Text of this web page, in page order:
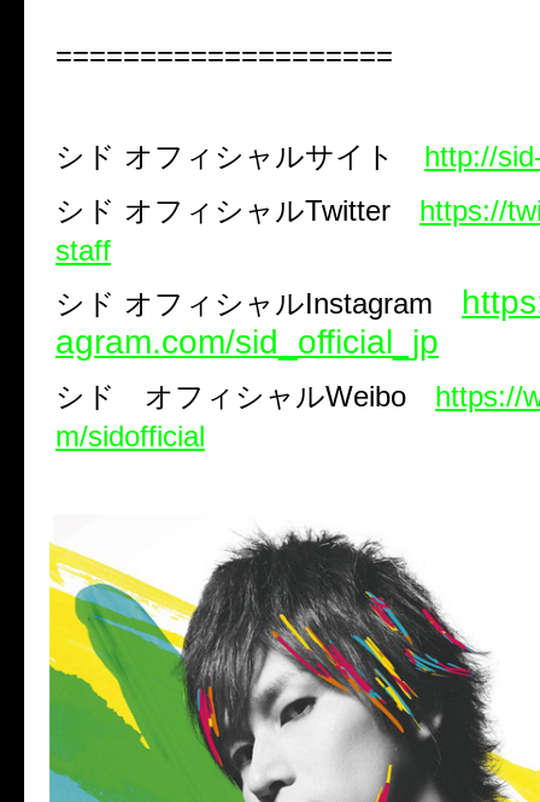
====================
シド オフィシャルサイト http://
シド オフィシャルTwitter
https://
staff
シド オフィシャルInstagram
agram.com/sid_official_jp
シド オフィシャルWeibo
https://
m/sidofficial